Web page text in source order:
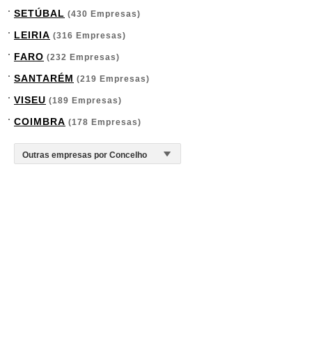
SETÚBAL (430 Empresas)
LEIRIA (316 Empresas)
FARO (232 Empresas)
SANTARÉM (219 Empresas)
VISEU (189 Empresas)
COIMBRA (178 Empresas)